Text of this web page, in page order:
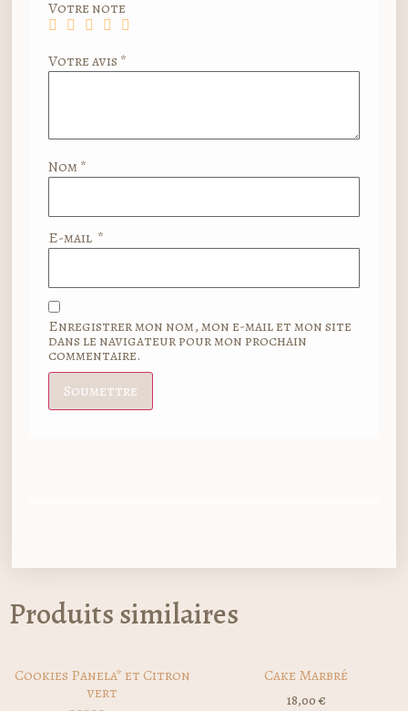
Votre note
Votre avis *
Nom *
E-mail *
Enregistrer mon nom, mon e-mail et mon site
dans le navigateur pour mon prochain
commentaire.
Produits similaires
Cookies Panela* et Citron
vert
Cake Marbré
18,00€